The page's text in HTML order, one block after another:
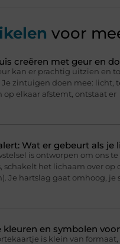
voor
creëren met geur en
kan er prachtig uitzien en
Je zintuigen doen mee: licht,
op elkaar afstemt, ontstaat er
Wat er gebeurt als
is ontworpen om ons
schakelt het lichaam over
Je hartslag gaat omhoog, je
kleuren en symbolen
is klein van